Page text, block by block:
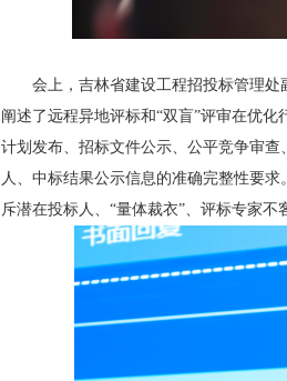
会上，吉林省建设工程招投标管理处
阐述了远程异地评标和“双盲”评审在优
计划发布、招标文件公示、公平竞争审
人、中标结果公示信息的准确完整性要
斥潜在投标人、“量体裁衣”、评标专家